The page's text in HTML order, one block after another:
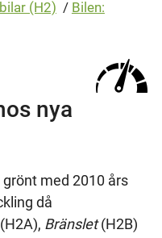
(H2) / Bilen:
nya
med 2010 års
då
Bränslet(H2B)